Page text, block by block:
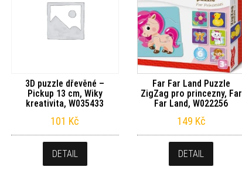
3D puzzle dřevěné –
Pickup 13 cm, Wiky
kreativita, W035433
101 Kč
DETAIL
Far Far Land Puzzle
ZigZag pro princezny, Far
Far Land, W022256
149 Kč
DETAIL